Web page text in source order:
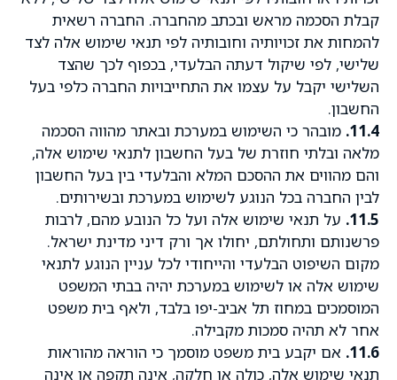
קבלת הסכמה מראש ובכתב מהחברה. החברה רשאית
להמחות את זכויותיה וחובותיה לפי תנאי שימוש אלה לצד
שלישי, לפי שיקול דעתה הבלעדי, בכפוף לכך שהצד
השלישי יקבל על עצמו את התחייבויות החברה כלפי בעל
החשבון.
11.4. מובהר כי השימוש במערכת ובאתר מהווה הסכמה
מלאה ובלתי חוזרת של בעל החשבון לתנאי שימוש אלה,
והם מהווים את ההסכם המלא והבלעדי בין בעל החשבון
לבין החברה בכל הנוגע לשימוש במערכת ובשירותים.
11.5. על תנאי שימוש אלה ועל כל הנובע מהם, לרבות
פרשנותם ותחולתם, יחולו אך ורק דיני מדינת ישראל.
מקום השיפוט הבלעדי והייחודי לכל עניין הנוגע לתנאי
שימוש אלה או לשימוש במערכת יהיה בבתי המשפט
המוסמכים במחוז תל אביב-יפו בלבד, ולאף בית משפט
אחר לא תהיה סמכות מקבילה.
11.6. אם יקבע בית משפט מוסמך כי הוראה מהוראות
תנאי שימוש אלה, כולה או חלקה, אינה תקפה או אינה